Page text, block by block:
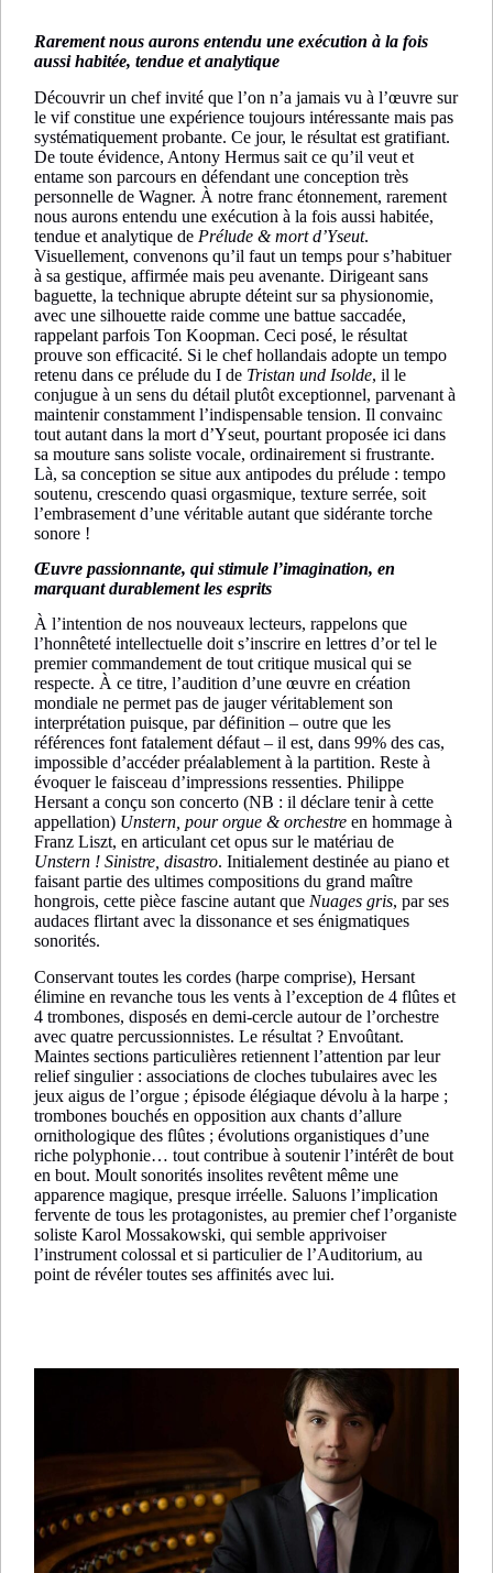
Rarement nous aurons entendu une exécution à la fois
aussi habitée, tendue et analytique
Découvrir un chef invité que l’on n’a jamais vu à l’œuvre sur
le vif constitue une expérience toujours intéressante mais pas
systématiquement probante. Ce jour, le résultat est gratifiant.
De toute évidence, Antony Hermus sait ce qu’il veut et
entame son parcours en défendant une conception très
personnelle de Wagner. À notre franc étonnement, rarement
nous aurons entendu une exécution à la fois aussi habitée,
tendue et analytique de Prélude & mort d’Yseut.
Visuellement, convenons qu’il faut un temps pour s’habituer
à sa gestique, affirmée mais peu avenante. Dirigeant sans
baguette, la technique abrupte déteint sur sa physionomie,
avec une silhouette raide comme une battue saccadée,
rappelant parfois Ton Koopman. Ceci posé, le résultat
prouve son efficacité. Si le chef hollandais adopte un tempo
retenu dans ce prélude du I de Tristan und Isolde, il le
conjugue à un sens du détail plutôt exceptionnel, parvenant à
maintenir constamment l’indispensable tension. Il convainc
tout autant dans la mort d’Yseut, pourtant proposée ici dans
sa mouture sans soliste vocale, ordinairement si frustrante.
Là, sa conception se situe aux antipodes du prélude : tempo
soutenu, crescendo quasi orgasmique, texture serrée, soit
l’embrasement d’une véritable autant que sidérante torche
sonore !
Œuvre passionnante, qui stimule l’imagination, en
marquant durablement les esprits
À l’intention de nos nouveaux lecteurs, rappelons que
l’honnêteté intellectuelle doit s’inscrire en lettres d’or tel le
premier commandement de tout critique musical qui se
respecte. À ce titre, l’audition d’une œuvre en création
mondiale ne permet pas de jauger véritablement son
interprétation puisque, par définition – outre que les
références font fatalement défaut – il est, dans 99% des cas,
impossible d’accéder préalablement à la partition. Reste à
évoquer le faisceau d’impressions ressenties. Philippe
Hersant a conçu son concerto (NB : il déclare tenir à cette
appellation) Unstern, pour orgue & orchestre en hommage à
Franz Liszt, en articulant cet opus sur le matériau de
Unstern ! Sinistre, disastro. Initialement destinée au piano et
faisant partie des ultimes compositions du grand maître
hongrois, cette pièce fascine autant que Nuages gris, par ses
audaces flirtant avec la dissonance et ses énigmatiques
sonorités.
Conservant toutes les cordes (harpe comprise), Hersant
élimine en revanche tous les vents à l’exception de 4 flûtes et
4 trombones, disposés en demi-cercle autour de l’orchestre
avec quatre percussionnistes. Le résultat ? Envoûtant.
Maintes sections particulières retiennent l’attention par leur
relief singulier : associations de cloches tubulaires avec les
jeux aigus de l’orgue ; épisode élégiaque dévolu à la harpe ;
trombones bouchés en opposition aux chants d’allure
ornithologique des flûtes ; évolutions organistiques d’une
riche polyphonie… tout contribue à soutenir l’intérêt de bout
en bout. Moult sonorités insolites revêtent même une
apparence magique, presque irréelle. Saluons l’implication
fervente de tous les protagonistes, au premier chef l’organiste
soliste Karol Mossakowski, qui semble apprivoiser
l’instrument colossal et si particulier de l’Auditorium, au
point de révéler toutes ses affinités avec lui.